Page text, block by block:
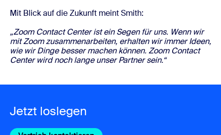
Mit Blick auf die Zukunft meint Smith:
„Zoom Contact Center ist ein Segen für uns. Wenn wir
mit Zoom zusammenarbeiten, erhalten wir immer Ideen,
wie wir Dinge besser machen können. Zoom Contact
Center wird noch lange unser Partner sein.“
Jetzt loslegen